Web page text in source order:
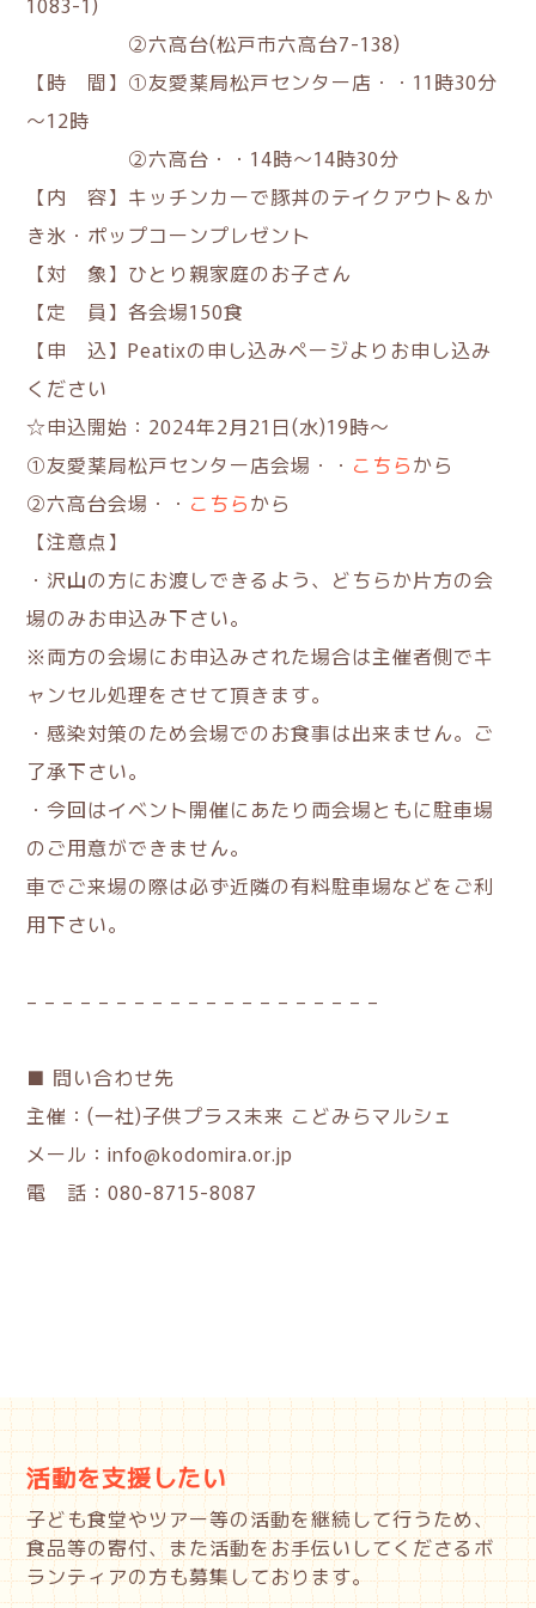
②六高台(松戸市六高台7-138)
【時 間】①友愛薬局松戸センター店・・11時30分
～12時
②六高台・・14時～14時30分
【内 容】キッチンカーで豚丼のテイクアウト＆か
き氷・ポップコーンプレゼント
【対 象】ひとり親家庭のお子さん
【定 員】各会場150食
【申 込】Peatixの申し込みページよりお申し込み
ください
☆申込開始：2024年2月21日(水)19時～
①友愛薬局松戸センター店会場・・ こちらから
②六高台会場・・ こちらから
【注意点】
・沢山の方にお渡しできるよう、どちらか片方の会
場のみお申込み下さい。
※両方の会場にお申込みされた場合は主催者側でキ
ャンセル処理をさせて頂きます。
・感染対策のため会場でのお食事は出来ません。ご
了承下さい。
・今回はイベント開催にあたり両会場ともに駐車場
のご用意ができません。
車でご来場の際は必ず近隣の有料駐車場などをご利
用下さい。
– – – – – – – – – – – – – – – – – – – –
■ 問い合わせ先
主催：(一社)子供プラス未来 こどみらマルシェ
メール：info@kodomira.or.jp
電 話：080-8715-8087
活動を支援したい
子ども食堂やツアー等の活動を継続して行うため、
食品等の寄付、また活動をお手伝いしてくださるボ
ランティアの方も募集しております。